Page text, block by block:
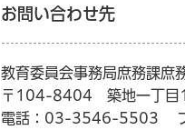
お問い合わせ先
教育委員会事務局庶務課庶
〒104-8404 築地一丁目
電話：03-3546-5503